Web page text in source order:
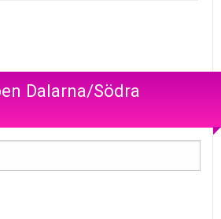
Dalarna/Södra